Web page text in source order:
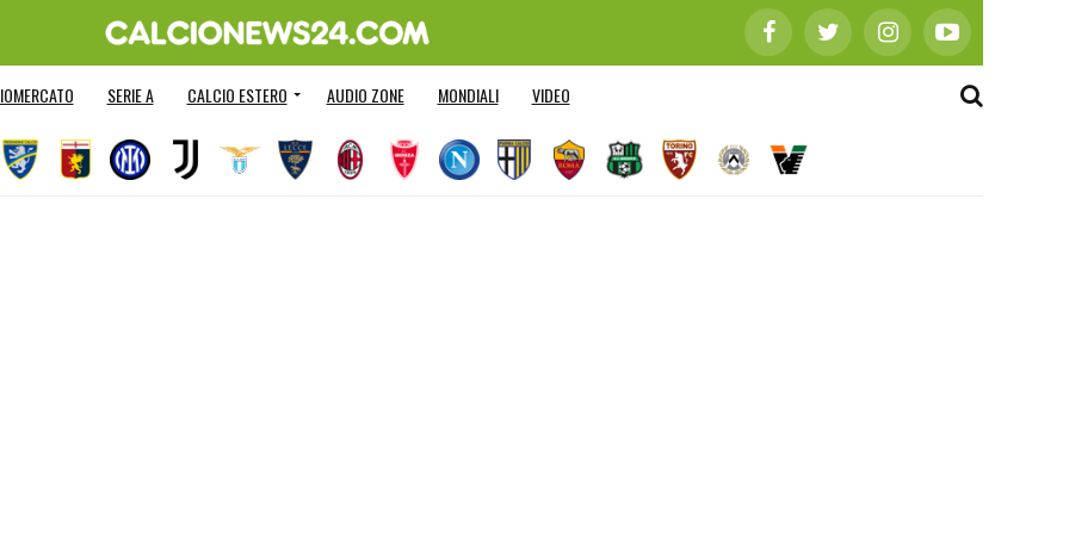
SERIE A CALCIO ESTERO AUDIO ZONE MONDIALI VIDEO